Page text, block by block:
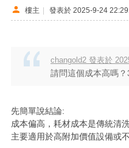
樓主 | 發表於 2025-9-24
changold2 發表於
請問這個成本高嗎
先簡單說結論:
成本偏高，耗材成本是傳統清
主要適用於高附加價值設備或